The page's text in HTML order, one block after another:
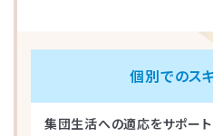
個別でのス
集団生活への適応をサポート
茨城エリア
埼玉エリア
千葉エリア
東京エリア
神奈川エリ
愛知エリア
静岡エリア
三重エリア
大阪エリア
兵庫エリア
京都エリア
奈良エリア
宮城エリア
広島エリア
福岡エリア